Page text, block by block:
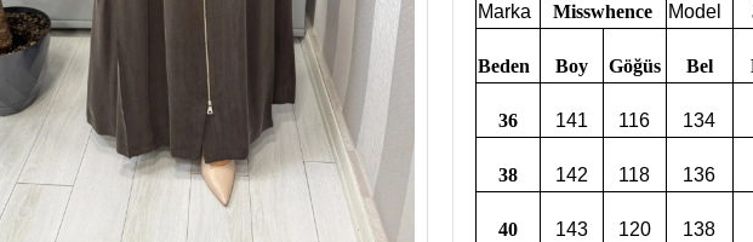
Marka Misswhence Model
Beden Boy Göğüs Bel
36 141 116 134
38 142 118 136
40 143 120 138